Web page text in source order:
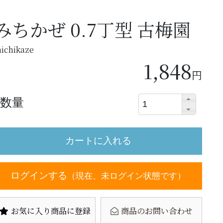
ちかぜ 0.7丁型 古梅園
1,848円
数量
ログインする （現在、未ログイン状態です）
お気に入り商品に登録 商品のお問い合わせ